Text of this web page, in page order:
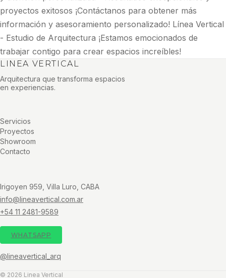
proyectos exitosos ¡Contáctanos para obtener más
información y asesoramiento personalizado! Línea Vertical
- Estudio de Arquitectura ¡Estamos emocionados de
trabajar contigo para crear espacios increíbles!
LINEA VERTICAL
Arquitectura que transforma espacios
en experiencias.
Servicios
Proyectos
Showroom
Contacto
Irigoyen 959, Villa Luro, CABA
info@lineavertical.com.ar
+54 11 2481-9589
WHATSAPP
@lineavertical_arq
© 2026 Linea Vertical